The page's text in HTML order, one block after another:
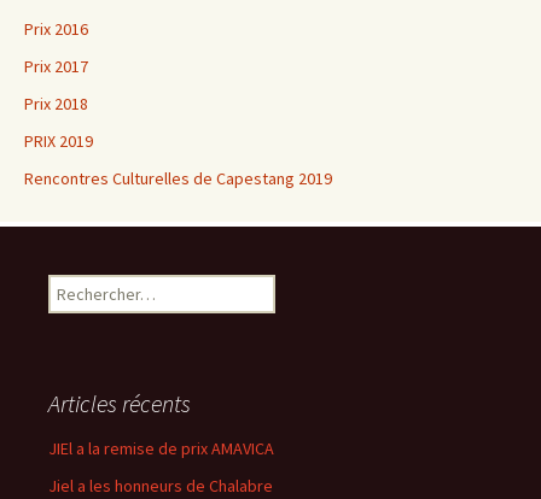
Prix 2016
Prix 2017
Prix 2018
PRIX 2019
Rencontres Culturelles de Capestang 2019
Rechercher :
Articles récents
JIEl a la remise de prix AMAVICA
Jiel a les honneurs de Chalabre